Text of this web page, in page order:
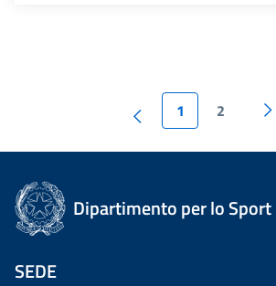
1 2
Dipartimento per lo Sport
SEDE